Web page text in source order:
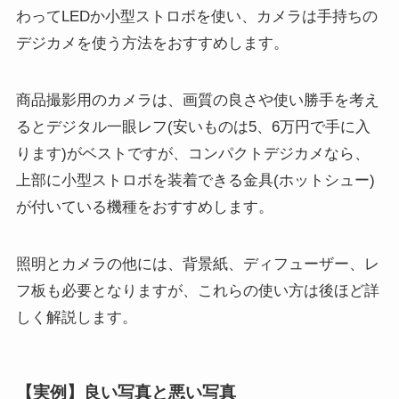
わってLEDか小型ストロボを使い、カメラは手持ちの
デジカメを使う方法をおすすめします。
商品撮影用のカメラは、画質の良さや使い勝手を考え
るとデジタル一眼レフ(安いものは5、6万円で手に入
ります)がベストですが、コンパクトデジカメなら、
上部に小型ストロボを装着できる金具(ホットシュー)
が付いている機種をおすすめします。
照明とカメラの他には、背景紙、ディフューザー、レ
フ板も必要となりますが、これらの使い方は後ほど詳
しく解説します。
【実例】良い写真と悪い写真